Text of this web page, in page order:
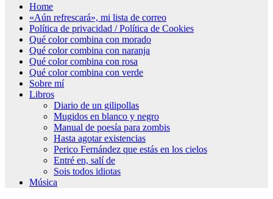
Home
«Aún refrescará», mi lista de correo
Política de privacidad / Política de Cookies
Qué color combina con morado
Qué color combina con naranja
Qué color combina con rosa
Qué color combina con verde
Sobre mí
Libros
Diario de un gilipollas
Mugidos en blanco y negro
Manual de poesía para zombis
Hasta agotar existencias
Perico Fernández que estás en los cielos
Entré en, salí de
Sois todos idiotas
Música